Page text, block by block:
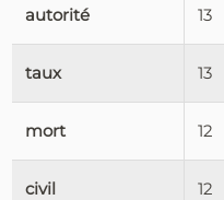
autorité 13
taux 13
mort 12
civil 12